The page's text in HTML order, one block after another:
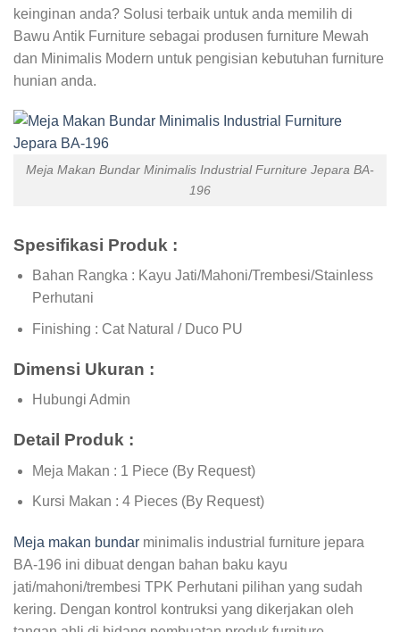
keinginan anda? Solusi terbaik untuk anda memilih di
Bawu Antik Furniture sebagai produsen furniture Mewah
dan Minimalis Modern untuk pengisian kebutuhan furniture
hunian anda.
Meja Makan Bundar Minimalis Industrial Furniture Jepara BA-
196
Spesifikasi Produk :
Bahan Rangka : Kayu Jati/Mahoni/Trembesi/Stainless
Perhutani
Finishing : Cat Natural / Duco PU
Dimensi Ukuran :
Hubungi Admin
Detail Produk :
Meja Makan : 1 Piece (By Request)
Kursi Makan : 4 Pieces (By Request)
Meja makan bundar minimalis industrial furniture jepara
BA-196 ini dibuat dengan bahan baku kayu
jati/mahoni/trembesi TPK Perhutani pilihan yang sudah
kering. Dengan kontrol kontruksi yang dikerjakan oleh